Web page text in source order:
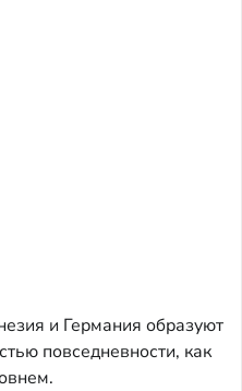
и Германия образуют
повседневности, как